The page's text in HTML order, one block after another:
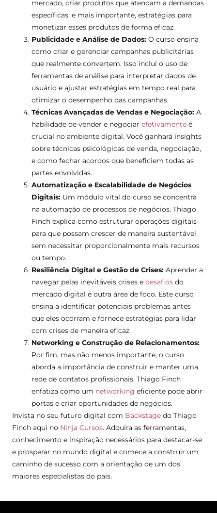
mercado, criar produtos que atendam a demandas
específicas, e mais importante, estratégias para
monetizar esses produtos de forma eficaz.
Publicidade e Análise de Dados: O curso ensina
como criar e gerenciar campanhas publicitárias
que realmente convertem. Isso inclui o uso de
ferramentas de análise para interpretar dados de
usuário e ajustar estratégias em tempo real para
otimizar o desempenho das campanhas.
Técnicas Avançadas de Vendas e Negociação: A
habilidade de vender e negociar efetivamente é
crucial no ambiente digital. Você ganhará insights
sobre técnicas psicológicas de venda, negociação,
e como fechar acordos que beneficiem todas as
partes envolvidas.
Automatização e Escalabilidade de Negócios
Digitais: Um módulo vital do curso se concentra
na automação de processos de negócios. Thiago
Finch explica como estruturar operações digitais
para que possam crescer de maneira sustentável
sem necessitar proporcionalmente mais recursos
ou tempo.
Resiliência Digital e Gestão de Crises: Aprender a
navegar pelas inevitáveis crises e desafios do
mercado digital é outra área de foco. Este curso
ensina a identificar potenciais problemas antes
que eles ocorram e fornece estratégias para lidar
com crises de maneira eficaz.
Networking e Construção de Relacionamentos:
Por fim, mas não menos importante, o curso
aborda a importância de construir e manter uma
rede de contatos profissionais. Thiago Finch
enfatiza como um networking eficiente pode abrir
portas e criar oportunidades de negócios.
Invista no seu futuro digital com Backstage do Thiago
Finch aqui no Ninja Cursos. Adquira as ferramentas,
conhecimento e inspiração necessários para destacar-se
e prosperar no mundo digital e comece a construir um
caminho de sucesso com a orientação de um dos
maiores especialistas do país.